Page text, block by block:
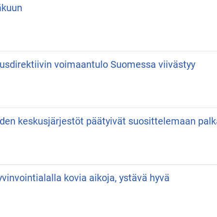
voimaantulo Suomessa viivästyy
keskusjärjestöt päätyivät suosittelemaan
kovia aikoja, ystävä hyvä